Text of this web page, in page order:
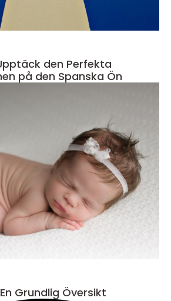
den Perfekta
på den Spanska Ön
Grundlig Översikt